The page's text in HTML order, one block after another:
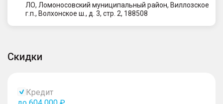
ЛО, Ломоносовский муниципальный район, Виллозское
г.п., Волхонское ш., д. 3, стр. 2, 188508
Скидки
Кредит